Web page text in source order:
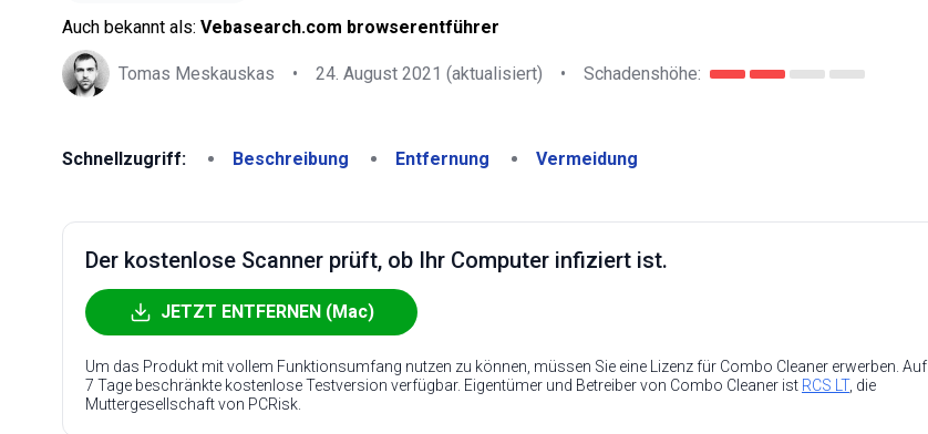
Auch bekannt als: Vebasearch.com browserentführer
Tomas Meskauskas • 24. August 2021 (aktualisiert) • Schadenshöhe:
Schnellzugriff: Beschreibung Entfernung Vermeidung
Der kostenlose Scanner prüft, ob Ihr Computer infiziert ist.
JETZT ENTFERNEN (Mac)
Um das Produkt mit vollem Funktionsumfang nutzen zu können, müssen Sie eine Lizenz für Combo Cleaner erwerben. Auf
7 Tage beschränkte kostenlose Testversion verfügbar. Eigentümer und Betreiber von Combo Cleaner ist RCS LT, die
Muttergesellschaft von PCRisk.